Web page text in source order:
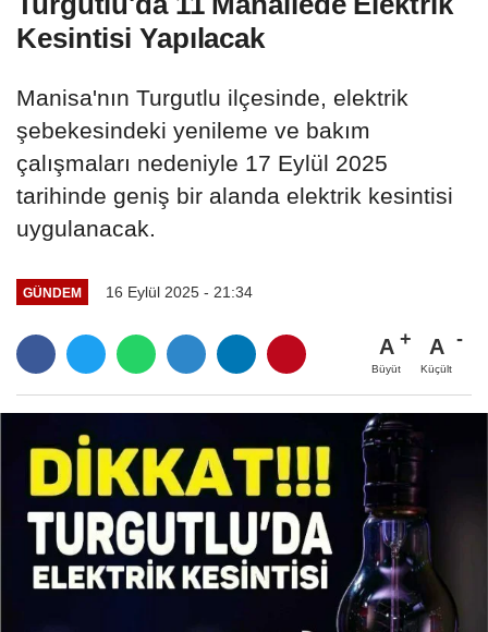
Kesintisi Yapılacak
Manisa'nın Turgutlu ilçesinde, elektrik
şebekesindeki yenileme ve bakım
çalışmaları nedeniyle 17 Eylül 2025
tarihinde geniş bir alanda elektrik kesintisi
uygulanacak.
GÜNDEM 16 Eylül 2025 - 21:34
A
Büyüt
A
Küçült